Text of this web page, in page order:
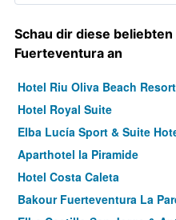
Schau dir diese
Fuerteventura an
Hotel Riu Oliva Beach Resort
Hotel Royal Suite
Elba Lucía Sport & Suite
Aparthotel la Piramide
Hotel Costa Caleta
Bakour Fuerteventura La